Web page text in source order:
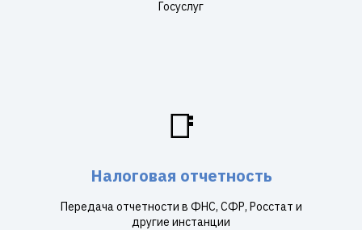
Госуслуг
📑
Налоговая отчетность
Передача отчетности в ФНС, СФР, Росстат и
другие инстанции